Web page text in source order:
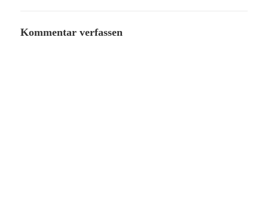
Kommentar verfassen